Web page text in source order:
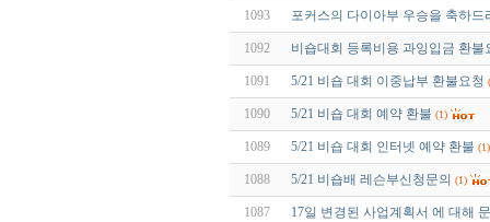
1093 포커스의 다이아부 우승을 축하드
1092 비숍대회 등록비용 과잉입금 환불
1091 5/21 비숍 대회 이중납부 환불요청
1090 5/21 비숍 대회 예약 환불 (1)
1089 5/21 비숍 대회 인터넷 예약 환불 (1)
1088 5/21 비숍배 레슨부신청문의 (1)
1087 17일 변경된 사업계획서 에 대해